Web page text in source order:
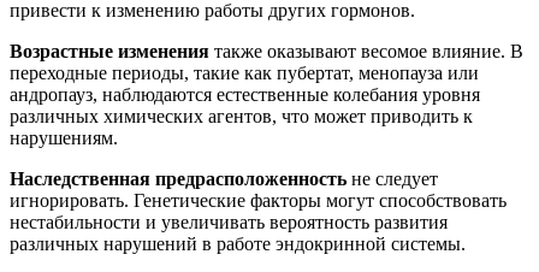
привести к изменению работы других гормонов.
Возрастные изменения также оказывают весомое влияние. В
переходные периоды, такие как пубертат, менопауза или
андропауз, наблюдаются естественные колебания уровня
различных химических агентов, что может приводить к
нарушениям.
Наследственная предрасположенность не следует
игнорировать. Генетические факторы могут способствовать
нестабильности и увеличивать вероятность развития
различных нарушений в работе эндокринной системы.